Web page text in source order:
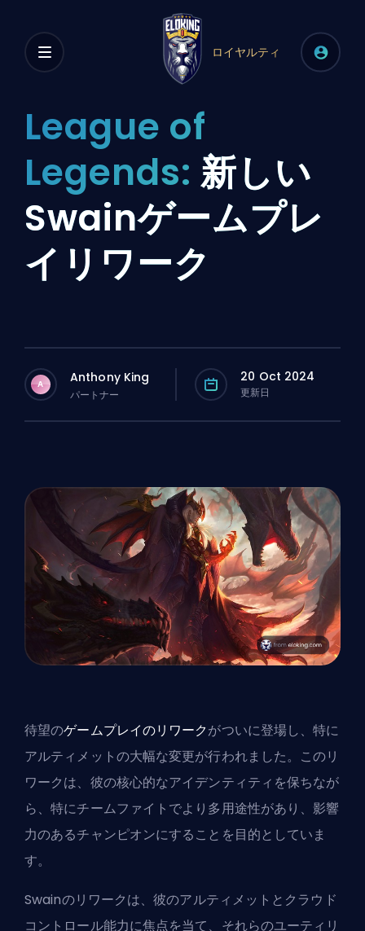
ロイヤルティ
League of
Legends: 新しい
Swainゲームプレ
イリワーク
A Anthony King
パートナー
20 Oct 2024
更新日
待望のゲームプレイのリワークがついに登場し、特に
アルティメットの大幅な変更が行われました。このリ
ワークは、彼の核心的なアイデンティティを保ちなが
ら、特にチームファイトでより多用途性があり、影響
力のあるチャンピオンにすることを目的としていま
す。
Swainのリワークは、彼のアルティメットとクラウド
コントロール能力に焦点を当て、それらのユーティリ